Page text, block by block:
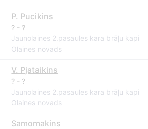
P. Pucikins
? - ?
Jaunolaines 2.pasaules kara brāļu kapi
Olaines novads
V. Pjataikins
? - ?
Jaunolaines 2.pasaules kara brāļu kapi
Olaines novads
Samomakins